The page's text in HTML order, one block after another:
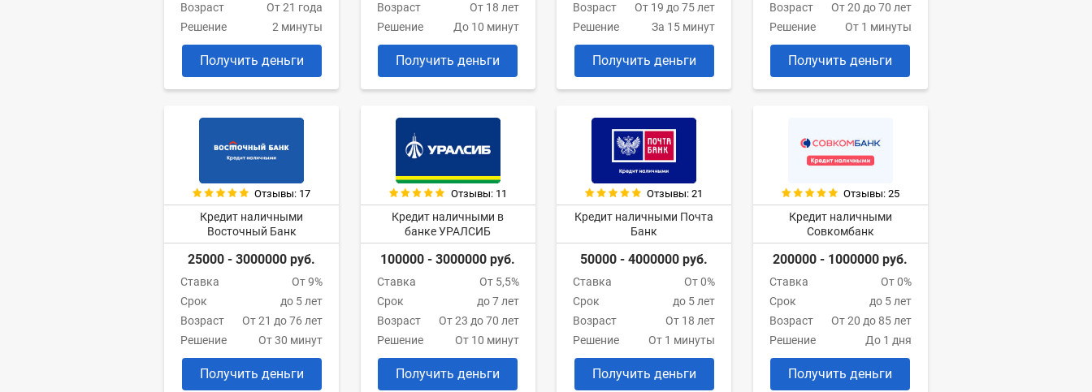
Возраст
От 21 года
Решение
2 минуты
Получить деньги
Возраст
От 18 лет
Решение
До 10 минут
Получить деньги
Возраст
От 19 до 75 лет
Решение
За 15 минут
Получить деньги
Возраст
От 20 до 70 лет
Решение
От 1 минуты
Получить деньги
Отзывы: 17
Кредит наличными
Восточный Банк
25000 - 3000000 руб.
Ставка
От 9%
Срок
до 5 лет
Возраст
От 21 до 76 лет
Решение
От 30 минут
Получить деньги
Отзывы: 11
Кредит наличными в
банке УРАЛСИБ
100000 - 3000000 руб.
Ставка
От 5,5%
Срок
до 7 лет
Возраст
От 23 до 70 лет
Решение
От 10 минут
Получить деньги
Отзывы: 21
Кредит наличными Почта
Банк
50000 - 4000000 руб.
Ставка
От 0%
Срок
до 5 лет
Возраст
От 18 лет
Решение
От 1 минуты
Получить деньги
Отзывы: 25
Кредит наличными
Совкомбанк
200000 - 1000000 руб.
Ставка
От 0%
Срок
до 5 лет
Возраст
От 20 до 85 лет
Решение
До 1 дня
Получить деньги